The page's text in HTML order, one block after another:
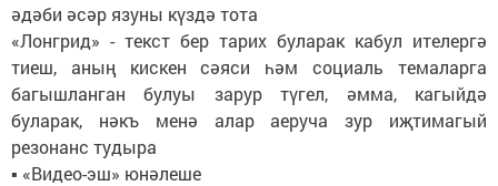
әдәби әсәр язуны күздә тота
«Лонгрид» - текст бер тарих буларак кабул ителергә
тиеш, аның кискен сәяси һәм социаль темаларга
багышланган булуы зарур түгел, әмма, кагыйдә
буларак, нәкъ менә алар аеруча зур иҗтимагый
резонанс тудыра
▪ «Видео-эш» юнәлеше